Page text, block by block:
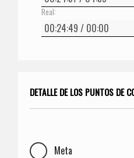
Real:
DETALLE DE LOS PUNTOS DE
Meta